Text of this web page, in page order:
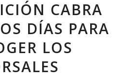
CABRA
DÍAS PARA
LOS